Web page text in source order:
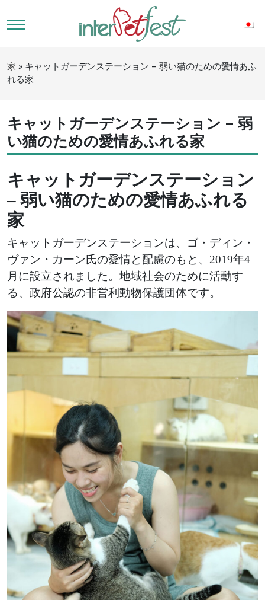
家 » キャットガーデンステーション – 弱い猫のための愛情あふ
れる家
キャットガーデンステーション – 弱
い猫のための愛情あふれる家
キャットガーデンステーション
– 弱い猫のための愛情あふれる
家
キャットガーデンステーションは、ゴ・ディン・
ヴァン・カーン氏の愛情と配慮のもと、2019年4
月に設立されました。地域社会のために活動す
る、政府公認の非営利動物保護団体です。